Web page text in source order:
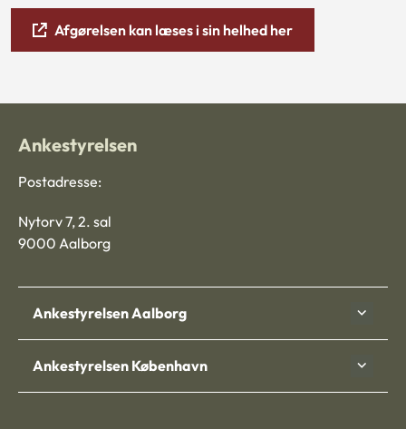
Afgørelsen kan læses i sin helhed her
Ankestyrelsen
Postadresse:
Nytorv 7, 2. sal
9000 Aalborg
Ankestyrelsen Aalborg
Ankestyrelsen København